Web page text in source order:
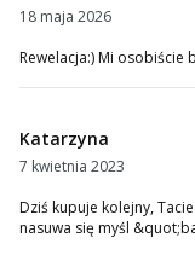
18 maja 2026
Rewelacja:) Mi osobiście
Katarzyna
7 kwietnia 2023
Dziś kupuje kolejny,
nasuwa się myśl